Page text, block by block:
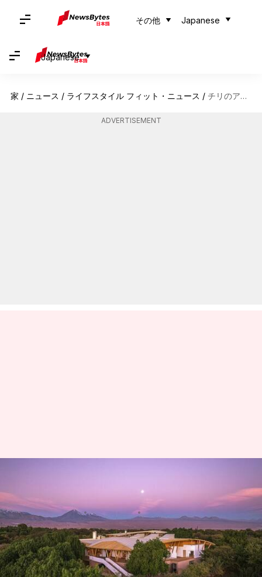
その他 Japanese
Japanese
家 / ニュース / ライフスタイル フィット・ニュース / チリのアタカマ砂漠で静かな山の隠れ家を探る
ADVERTISEMENT
の隠れ家を探る
著者 Keito Komeda Jun 03, 2026 10:25 pm
どんな話なの
チリのアタカマ砂漠は、静かな山の隠れ家と